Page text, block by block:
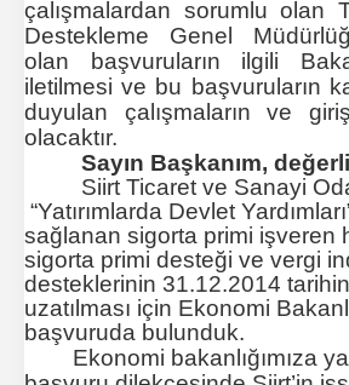
çalışmalardan sorumlu olan
Destekleme Genel
olan başvuruların ilgili
iletilmesi ve bu başvuruların
duyulan çalışmaların ve
olacaktır.
Sayın Başkanım,
Siirt Ticaret ve Sanayi
“Yatırımlarda Devlet
sağlanan sigorta primi işveren
sigorta primi desteği ve vergi
desteklerinin 31.12.2014
uzatılması için Ekonomi
başvuruda bulunduk.
Ekonomi bakanlığımıza